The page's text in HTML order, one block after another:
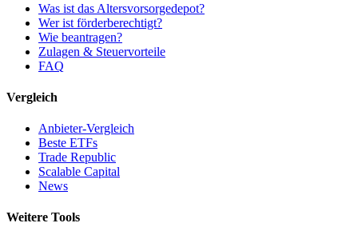
Was ist das Altersvorsorgedepot?
Wer ist förderberechtigt?
Wie beantragen?
Zulagen & Steuervorteile
FAQ
Vergleich
Anbieter-Vergleich
Beste ETFs
Trade Republic
Scalable Capital
News
Weitere Tools